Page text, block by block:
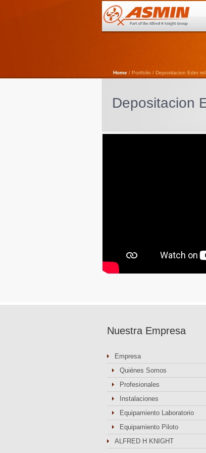
Home / Portfolio / Depositacion Eder
Depositacion
Nuestra Empresa
Empresa
Quiénes Somos
Profesionales
Instalaciones
Equipamiento Laboratorio
Equipamiento Piloto
ALFRED H KNIGHT